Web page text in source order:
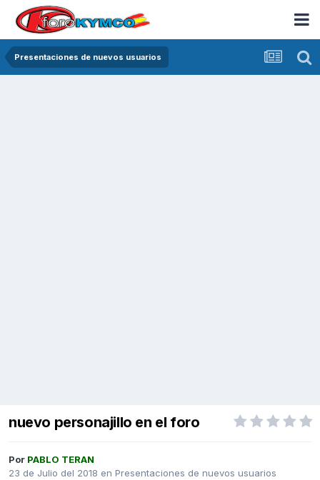
Presentaciones de nuevos usuarios
nuevo personajillo en el foro
Por PABLO TERAN
23 de Julio del 2018 en Presentaciones de nuevos usuarios